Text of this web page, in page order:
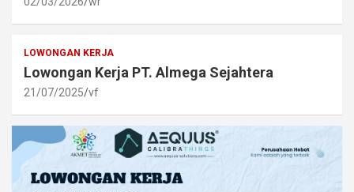
LOWONGAN KERJA
Lowongan Kerja PT. Almega Sejahtera
21/07/2025 vf